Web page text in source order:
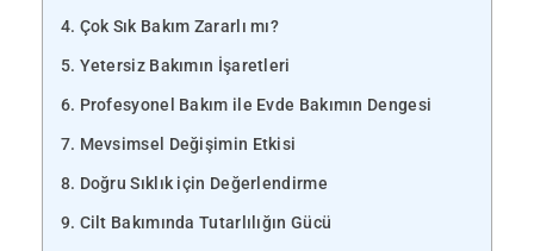
Çok Sık Bakım Zararlı mı?
Yetersiz Bakımın İşaretleri
Profesyonel Bakım ile Evde Bakımın Dengesi
Mevsimsel Değişimin Etkisi
Doğru Sıklık için Değerlendirme
Cilt Bakımında Tutarlılığın Gücü